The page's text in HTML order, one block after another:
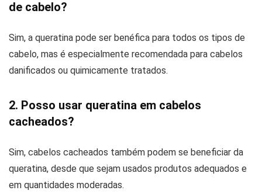
de cabelo?
Sim, a queratina pode ser benéfica para todos os tipos de
cabelo, mas é especialmente recomendada para cabelos
danificados ou quimicamente tratados.
2. Posso usar queratina em cabelos
cacheados?
Sim, cabelos cacheados também podem se beneficiar da
queratina, desde que sejam usados produtos adequados e
em quantidades moderadas.